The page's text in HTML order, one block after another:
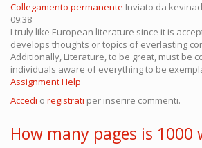
Collegamento permanente Inviato da
09:38
I truly like European literature since it is
develops thoughts or topics of everlasting
Additionally, Literature, to be great, must be
individuals aware of everything to be
Assignment Help
Accedi o registrati per inserire commenti.
How many pages is 1000